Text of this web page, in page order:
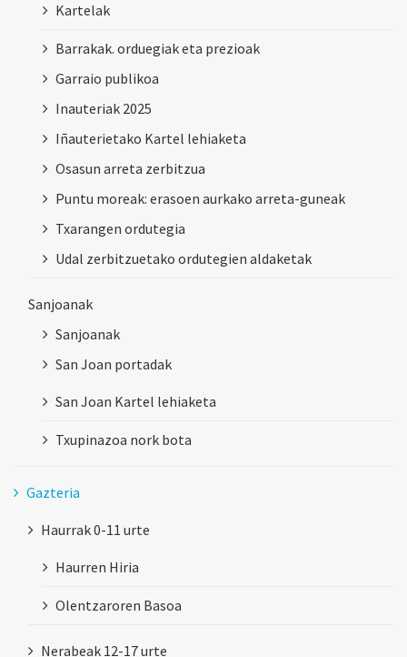
Kartelak
Barrakak. orduegiak eta prezioak
Garraio publikoa
Inauteriak 2025
Iñauterietako Kartel lehiaketa
Osasun arreta zerbitzua
Puntu moreak: erasoen aurkako arreta-guneak
Txarangen ordutegia
Udal zerbitzuetako ordutegien aldaketak
Sanjoanak
Sanjoanak
San Joan portadak
San Joan Kartel lehiaketa
Txupinazoa nork bota
Gazteria
Haurrak 0-11 urte
Haurren Hiria
Olentzaroren Basoa
Nerabeak 12-17 urte